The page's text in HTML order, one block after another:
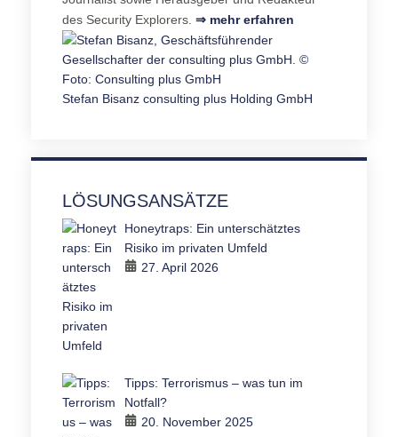
des Security Explorers. ⇒ mehr erfahren
Stefan Bisanz consulting plus Holding GmbH
LÖSUNGSANSÄTZE
Honeytraps: Ein unterschätztes
Risiko im privaten Umfeld
27. April 2026
Tipps: Terrorismus – was tun im
Notfall?
20. November 2025